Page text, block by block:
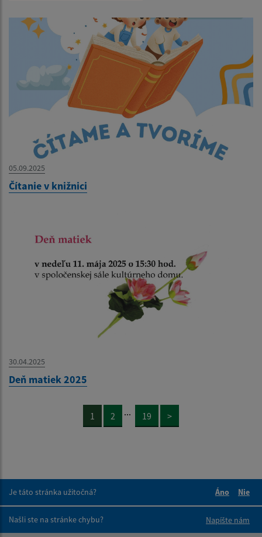
05.09.2025
Čítanie v knižnici
30.04.2025
Deň matiek 2025
1 2 ... 19 >
Je táto stránka užitočná?
Áno
Nie
Našli ste na stránke chybu?
Napíšte nám